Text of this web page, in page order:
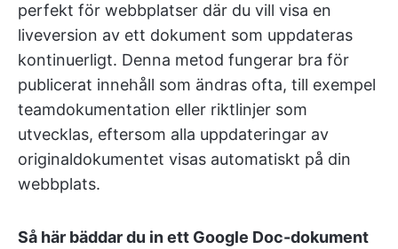
perfekt för webbplatser där du vill visa en
liveversion av ett dokument som uppdateras
kontinuerligt. Denna metod fungerar bra för
publicerat innehåll som ändras ofta, till exempel
teamdokumentation eller riktlinjer som
utvecklas, eftersom alla uppdateringar av
originaldokumentet visas automatiskt på din
webbplats.
Så här bäddar du in ett Google Doc-dokument